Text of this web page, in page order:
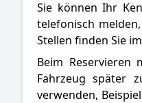
Sie können Ihr
telefonisch
Stellen finden Sie
Beim
Fahrzeug später
verwenden,